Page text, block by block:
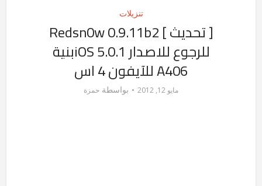
تنزيلات
[ تحديث ] Redsn0w 0.9.11b2
للرجوع للاصدار iOS 5.0.1بنية
A406 للآيفون 4 اس
مايو 12, 2012 بواسطة حمزة